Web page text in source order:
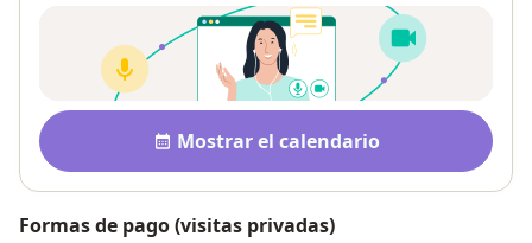
Pago después de la consulta
Disponibilidad
Mostrar el calendario
Formas de pago (visitas privadas)